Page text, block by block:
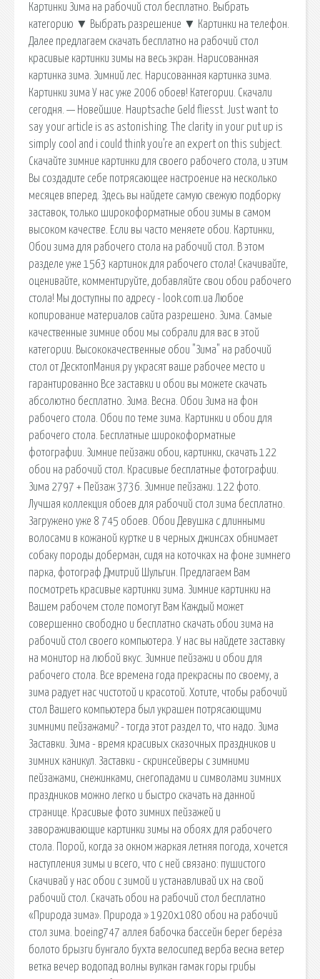
Картинки Зима на рабочий стол бесплатно. Выбрать
категорию ▼ Выбрать разрешение ▼ Картинки на телефон.
Далее предлагаем скачать бесплатно на рабочий стол
красивые картинки зимы на весь экран. Нарисованная
картинка зима. Зимний лес. Нарисованная картинка зима.
Картинки зима У нас уже 2006 обоев! Категории. Скачали
сегодня. — Новейшие. Hauptsache Geld fliesst. Just want to
say your article is as astonishing. The clarity in your put up is
simply cool and i could think you’re an expert on this subject.
Скачайте зимние картинки для своего рабочего стола, и этим
Вы создадите себе потрясающее настроение на несколько
месяцев вперед. Здесь вы найдете самую свежую подборку
заставок, только широкоформатные обои зимы в самом
высоком качестве. Если вы часто меняете обои. Картинки,
Обои зима для рабочего стола на рабочий стол. В этом
разделе уже 1563 картинок для рабочего стола! Скачивайте,
оценивайте, комментируйте, добавляйте свои обои рабочего
стола! Мы доступны по адресу - look.com.ua Любое
копирование материалов сайта разрешено. Зима. Самые
качественные зимние обои мы собрали для вас в этой
категории. Высококачественные обои "Зима" на рабочий
стол от ДесктопМания.ру украсят ваше рабочее место и
гарантированно Все заставки и обои вы можете скачать
абсолютно бесплатно. Зима. Весна. Обои Зима на фон
рабочего стола. Обои по теме зима. Картинки и обои для
рабочего стола. Бесплатные широкоформатные
фотографии. Зимние пейзажи обои, картинки, скачать 122
обои на рабочий стол. Красивые бесплатные фотографии.
Зима 2797 + Пейзаж 3736. Зимние пейзажи. 122 фото.
Лучшая коллекция обоев для рабочий стол зима бесплатно.
Загружено уже 8 745 обоев. Обои Девушка с длинными
волосами в кожаной куртке и в черных джинсах обнимает
собаку породы доберман, сидя на коточках на фоне зимнего
парка, фотограф Дмитрий Шульгин. Предлагаем Вам
посмотреть красивые картинки зима. Зимние картинки на
Вашем рабочем столе помогут Вам Каждый может
совершенно свободно и бесплатно скачать обои зима на
рабочий стол своего компьютера. У нас вы найдете заставку
на монитор на любой вкус. Зимние пейзажи и обои для
рабочего стола. Все времена года прекрасны по своему, а
зима радует нас чистотой и красотой. Хотите, чтобы рабочий
стол Вашего компьютера был украшен потрясающими
зимними пейзажами? - тогда этот раздел то, что надо. Зима
Заставки. Зима - время красивых сказочных праздников и
зимних каникул. Заставки - скринсейверы с зимними
пейзажами, снежинками, снегопадами и символами зимних
праздников можно легко и быстро скачать на данной
странице. Красивые фото зимних пейзажей и
завораживающие картинки зимы на обоях для рабочего
стола. Порой, когда за окном жаркая летняя погода, хочется
наступления зимы и всего, что с ней связано: пушистого
Скачивай у нас обои с зимой и устанавливай их на свой
рабочий стол. Скачать обои на рабочий стол бесплатно
«Природа зима». Природа » 1920х1080 обои на рабочий
стол зима. boeing747 аллея бабочка бассейн берег берёза
болото брызги бунгало бухта велосипед верба весна ветер
ветка вечер водопад волны вулкан гамак горы грибы